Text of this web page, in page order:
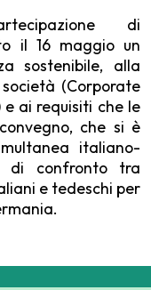
di
il 16 maggio un
sostenibile, alla
(Corporate
ai requisiti che le
che si è
italiano-
di confronto tra
e tedeschi per